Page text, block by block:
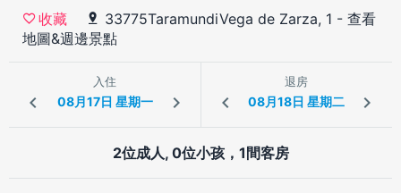
收藏 33775TaramundiVega de Zarza, 1 - 查看
地圖&週邊景點
入住 退房
2位成人, 0位小孩，1間客房